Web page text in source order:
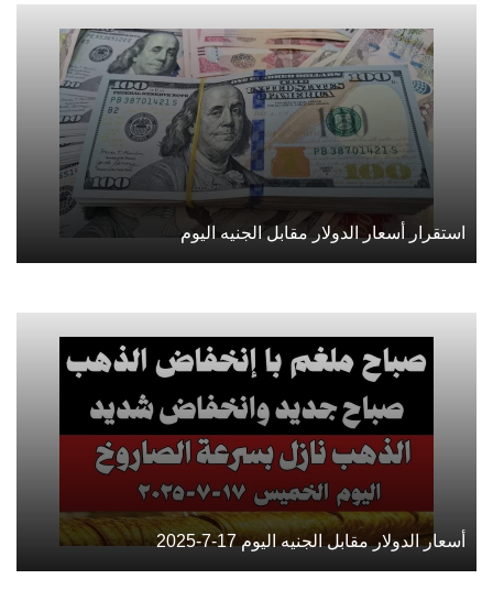
استقرار أسعار الدولار مقابل الجنيه اليوم
أسعار الدولار مقابل الجنيه اليوم 17-7-2025